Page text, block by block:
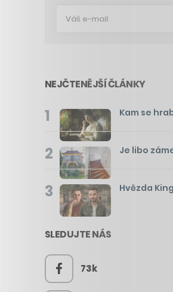
NEJČTENĚJŠÍ ČLÁNKY
1 Kam se
2 Je libo
3 Hvězda
SLEDUJTE NÁS
73k